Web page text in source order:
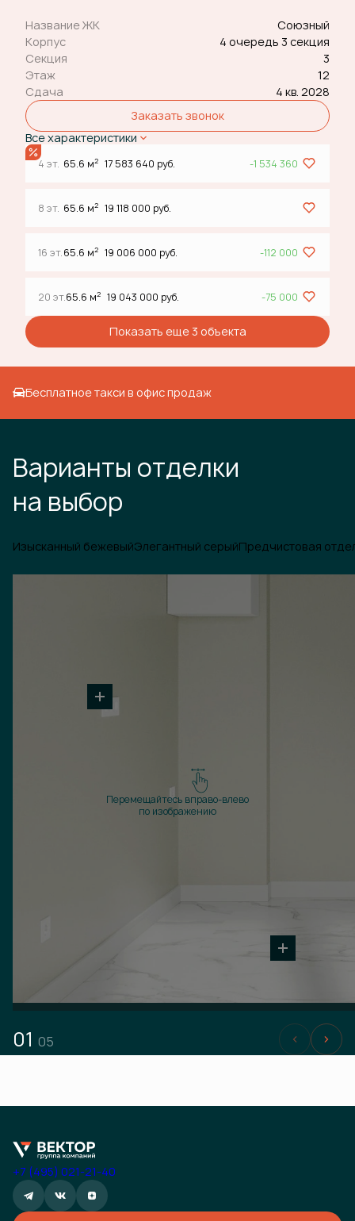
Название ЖК
Союзный
Корпус
4 очередь 3 секция
Секция
3
Этаж
12
Сдача
4 кв. 2028
Заказать звонок
Все характеристики
4 эт. 65.6 м2 17 583 640 руб. -1 534 360
8 эт. 65.6 м2 19 118 000 руб.
16 эт.65.6 м2 19 006 000 руб. -112 000
20 эт.65.6 м2 19 043 000 руб. -75 000
Показать еще 3 объектa
Бесплатное такси в офис продаж
Варианты отделки
на выбор
Изысканный бежевыйЭлегантный серыйПредчистовая
Перемещайтесь вправо-влево
по изображению
01 05
+7 (495) 021-21-40